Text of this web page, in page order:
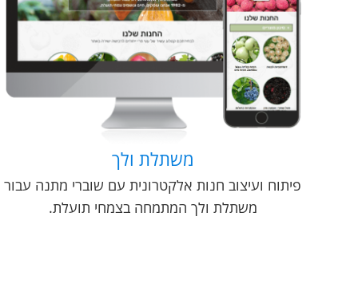
משתלת ולך
פיתוח ועיצוב חנות אלקטרונית עם שוברי מתנה עבור
משתלת ולך המתמחה בצמחי תועלת.